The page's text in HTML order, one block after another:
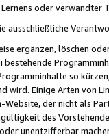
oder
ausschließliche
ergänzen, löschen
so
wird. Einige Arten von
der nicht als
des
unentzifferbar